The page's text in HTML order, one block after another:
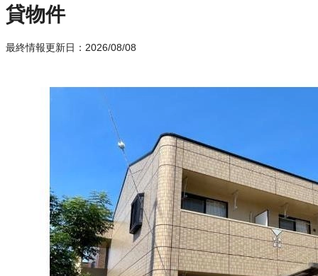
貸物件
最終情報更新日：2026/08/08